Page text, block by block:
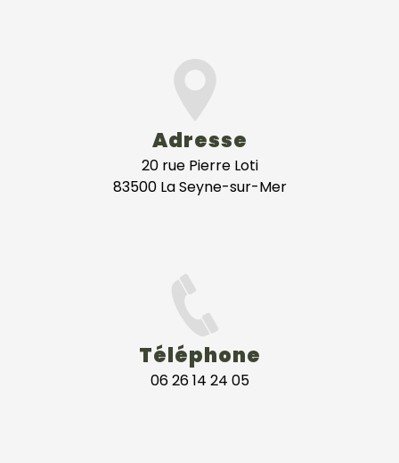
Adresse
20 rue Pierre Loti
83500 La Seyne-sur-Mer
Téléphone
06 26 14 24 05